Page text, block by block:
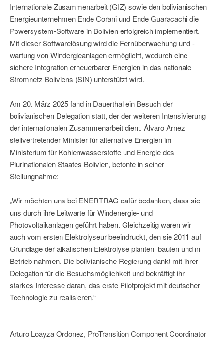
Internationale Zusammenarbeit (GIZ) sowie den bolivianischen
Energieunternehmen Ende Corani und Ende Guaracachi die
Powersystem-Software in Bolivien erfolgreich implementiert.
Mit dieser Softwarelösung wird die Fernüberwachung und -
wartung von Windergieanlagen ermöglicht, wodurch eine
sichere Integration erneuerbarer Energien in das nationale
Stromnetz Boliviens (SIN) unterstützt wird.
Am 20. März 2025 fand in Dauerthal ein Besuch der
bolivianischen Delegation statt, der der weiteren Intensivierung
der internationalen Zusammenarbeit dient. Álvaro Arnez,
stellvertretender Minister für alternative Energien im
Ministerium für Kohlenwasserstoffe und Energie des
Plurinationalen Staates Bolivien, betonte in seiner
Stellungnahme:
„Wir möchten uns bei ENERTRAG dafür bedanken, dass sie
uns durch ihre Leitwarte für Windenergie- und
Photovoltaikanlagen geführt haben. Gleichzeitig waren wir
auch vom ersten Elektrolyseur beeindruckt, den sie 2011 auf
Grundlage der alkalischen Elektrolyse planten, bauten und in
Betrieb nahmen. Die bolivianische Regierung dankt mit ihrer
Delegation für die Besuchsmöglichkeit und bekräftigt ihr
starkes Interesse daran, das erste Pilotprojekt mit deutscher
Technologie zu realisieren.“
Arturo Loayza Ordonez, ProTransition Component Coordinator